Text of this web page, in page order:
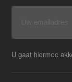
U gaat hiermee